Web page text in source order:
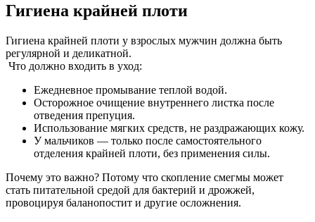
Гигиена крайней плоти
Гигиена крайней плоти у взрослых мужчин должна быть
регулярной и деликатной.
Что должно входить в уход:
Ежедневное промывание теплой водой.
Осторожное очищение внутреннего листка после
отведения препуция.
Использование мягких средств, не раздражающих кожу.
У мальчиков — только после самостоятельного
отделения крайней плоти, без применения силы.
Почему это важно? Потому что скопление смегмы может
стать питательной средой для бактерий и дрожжей,
провоцируя баланопостит и другие осложнения.